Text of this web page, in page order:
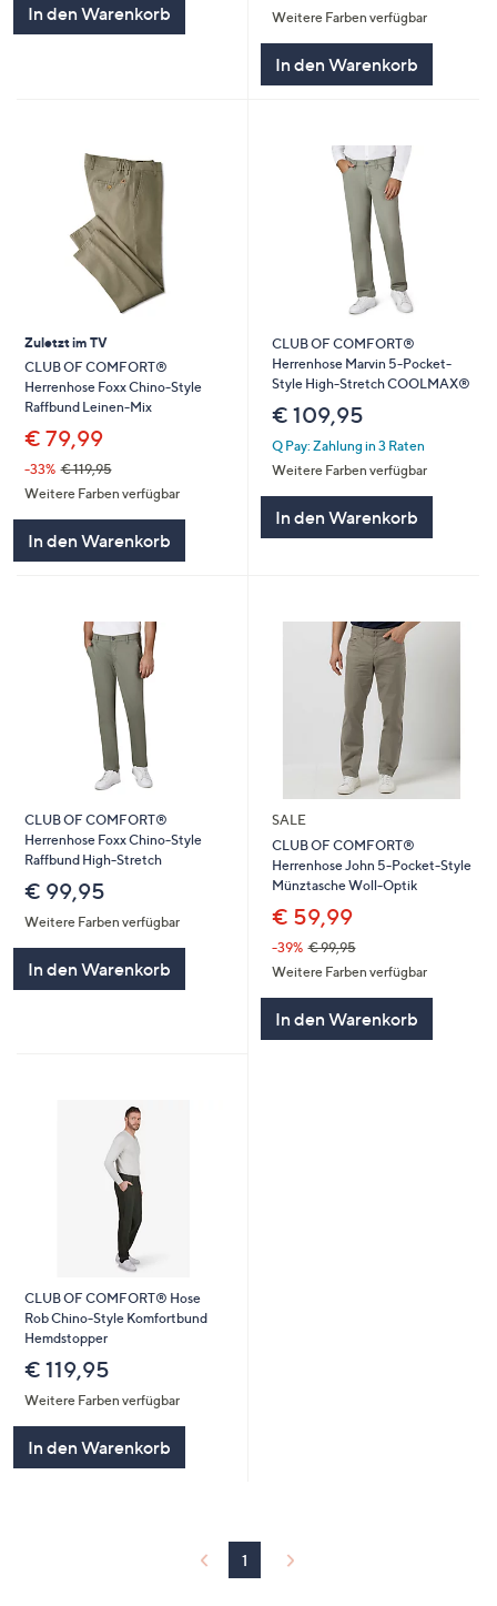
In den Warenkorb
Weitere Farben verfügbar
In den Warenkorb
Zuletzt im TV
CLUB OF COMFORT®
Herrenhose Foxx Chino-Style
Raffbund Leinen-Mix
€ 79,99
-33% € 119,95
Weitere Farben verfügbar
In den Warenkorb
CLUB OF COMFORT®
Herrenhose Marvin 5-Pocket-
Style High-Stretch COOLMAX®
€ 109,95
Q Pay: Zahlung in 3 Raten
Weitere Farben verfügbar
In den Warenkorb
CLUB OF COMFORT®
Herrenhose Foxx Chino-Style
Raffbund High-Stretch
€ 99,95
Weitere Farben verfügbar
In den Warenkorb
SALE
CLUB OF COMFORT®
Herrenhose John 5-Pocket-Style
Münztasche Woll-Optik
€ 59,99
-39% € 99,95
Weitere Farben verfügbar
In den Warenkorb
CLUB OF COMFORT® Hose
Rob Chino-Style Komfortbund
Hemdstopper
€ 119,95
Weitere Farben verfügbar
In den Warenkorb
1